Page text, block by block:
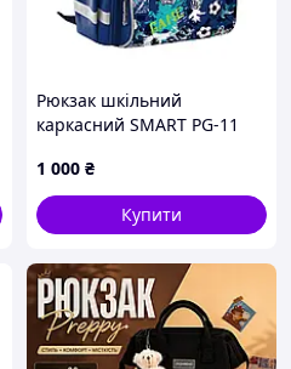
Рюкзак шкільний
каркасний SMART PG-11
1 000 ₴
Купити